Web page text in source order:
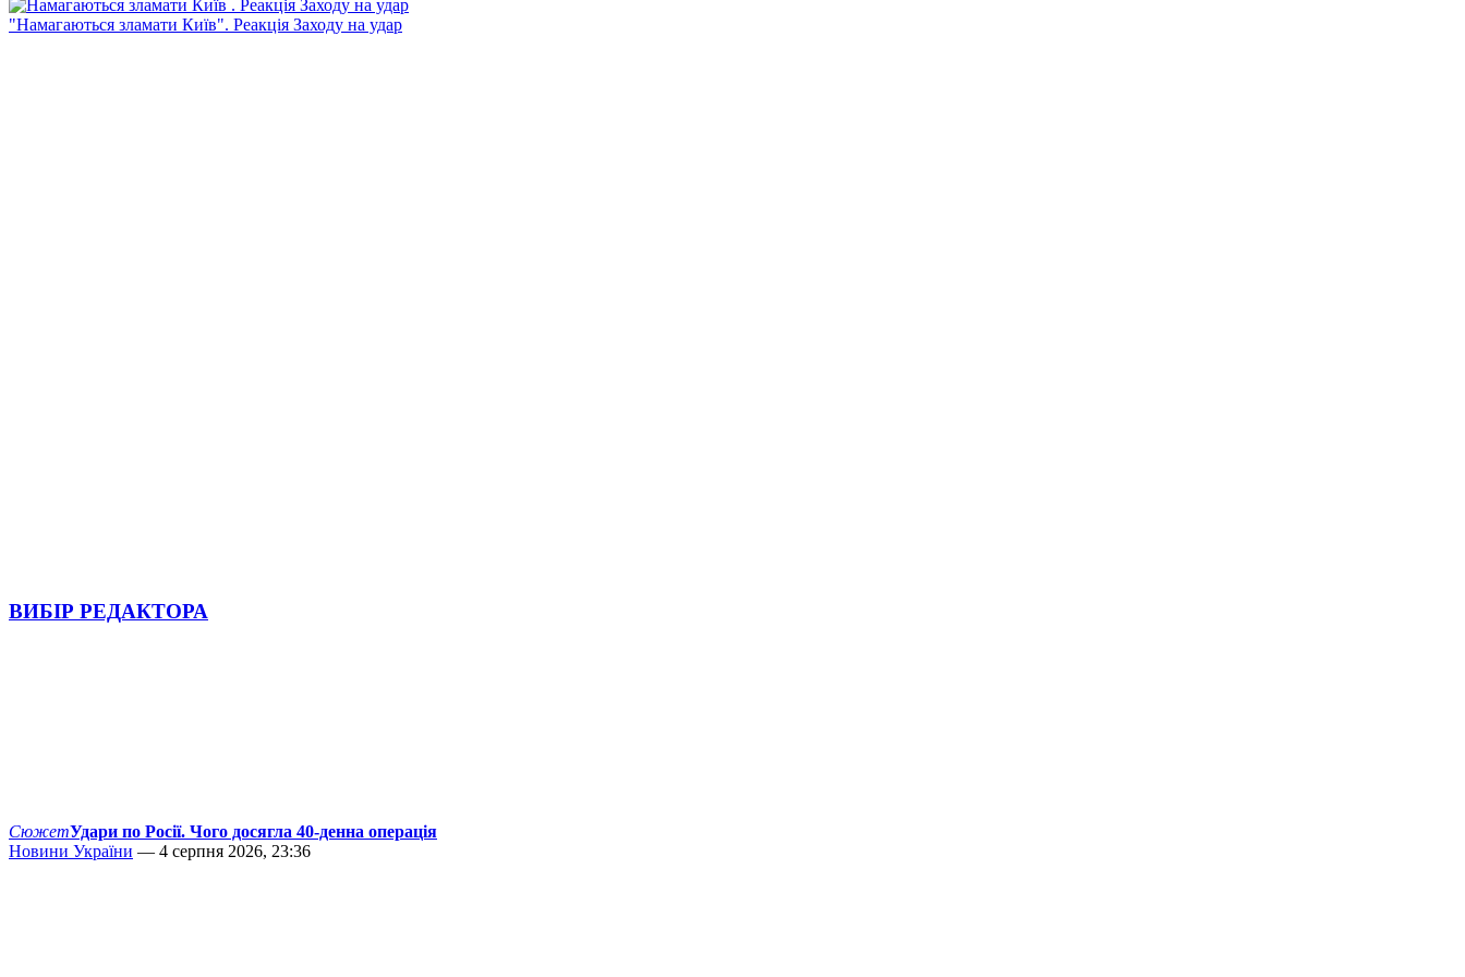
"Намагаються зламати Київ". Реакція Заходу на удар
ВИБІР РЕДАКТОРА
СюжетУдари по Росії. Чого досягла 40-денна операція
Новини України — 4 серпня 2026, 23:36